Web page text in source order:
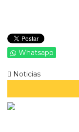
Whatsapp
Noticias